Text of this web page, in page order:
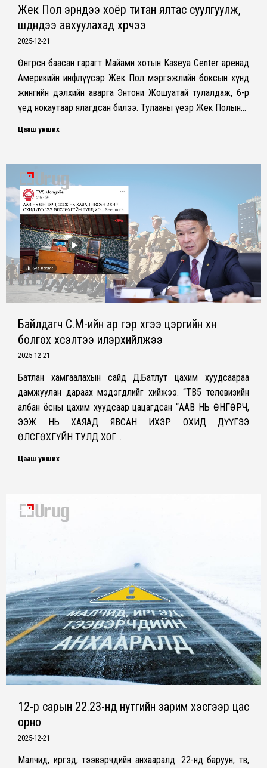
Жек Пол эрүүндээ хоёр титан ялтас суулгуулж,
шүднүүдээ авхуулахад хүрчээ
2025-12-21
Өнгөрсөн баасан гарагт Майами хотын Kaseya Center аренад
Америкийн инфлүүсэр Жек Пол мэргэжлийн боксын хүнд
жингийн дэлхийн аварга Энтони Жошуатай тулалдаж, 6-р
үед нокаутаар ялагдсан билээ. Тулааны үеэр Жек Полын…
Цааш унших
Байлдагч С.М-ийн ар гэр хүүгээ цэргийн хүн
болгох хүсэлтээ илэрхийлжээ
2025-12-21
Батлан хамгаалахын сайд Д.Батлут цахим хуудсаараа
дамжуулан дараах мэдэгдлийг хийжээ. “ТВ5 телевизийн
албан ёсны цахим хуудсаар цацагдсан “ААВ НЬ ӨНГӨРЧ,
ЭЭЖ НЬ ХАЯАД ЯВСАН ИХЭР ОХИД ДҮҮГЭЭ
ӨЛСГӨХГҮЙН ТУЛД ХОГ…
Цааш унших
12-р сарын 22.23-нд нутгийн зарим хэсгээр цас
орно
2025-12-21
Малчид, иргэд, тээвэрчдийн анхааралд: 22-нд баруун, төв,